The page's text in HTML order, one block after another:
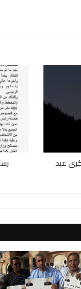
يوافق ذكرى عيد
ن
ك
ا
ب
ي
ر
أ
م